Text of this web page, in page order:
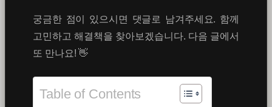
궁금한 점이 있으시면 댓글로 남겨주세요. 함께
고민하고 해결책을 찾아보겠습니다. 다음 글에서
또 만나요! 👋
Table of Contents